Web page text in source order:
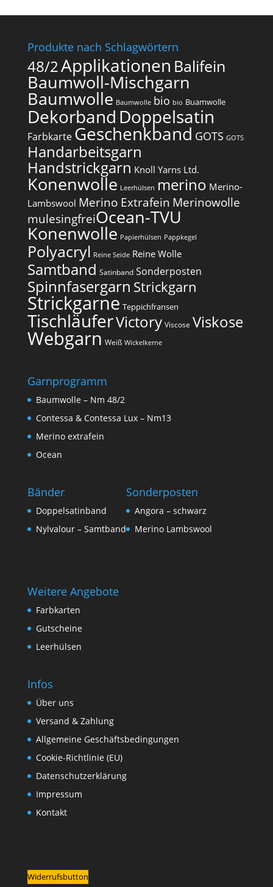
Produkte nach Schlagwörtern
48/2Applikationen Balifein
Baumwoll-Mischgarn
Baumwolle Baumwolle bio bio Buamwolle
Dekorband Doppelsatin
Farbkarte Geschenkband GOTS GOTS
Handarbeitsgarn
Handstrickgarn Knoll Yarns Ltd.
Konenwolle Leerhülsen merino Merino-
Lambswool Merino Extrafein Merinowolle
mulesingfrei​Ocean-TVU
Konenwolle Papierhülsen Pappkegel
Polyacryl Reine Seide Reine Wolle
Samtband Satinband Sonderposten
Spinnfasergarn Strickgarn
Strickgarne Teppichfransen
TischläuferVictory Viscose Viskose
Webgarn Weiß Wickelkerne
Garnprogramm
Baumwolle – Nm 48/2
Contessa & Contessa Lux – Nm13
Merino extrafein
Ocean
Bänder
Doppelsatinband
Nylvalour – Samtband
Sonderposten
Angora – schwarz
Merino Lambswool
Weitere Angebote
Farbkarten
Gutscheine
Leerhülsen
Infos
Über uns
Versand & Zahlung
Allgemeine Geschäftsbedingungen
Cookie-Richtlinie (EU)
Datenschutzerklärung
Impressum
Kontakt
Widerrufsbutton